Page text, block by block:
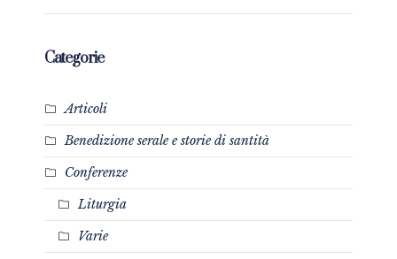
Categorie
Articoli
Benedizione serale e storie di santità
Conferenze
Liturgia
Varie